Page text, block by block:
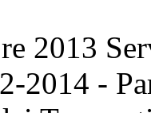
2013
2014 -